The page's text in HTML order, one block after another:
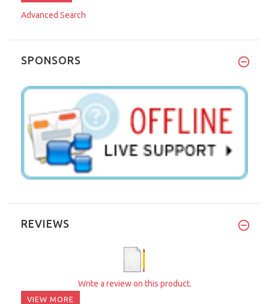
Advanced Search
SPONSORS
REVIEWS
Write a review on this product.
VIEW MORE